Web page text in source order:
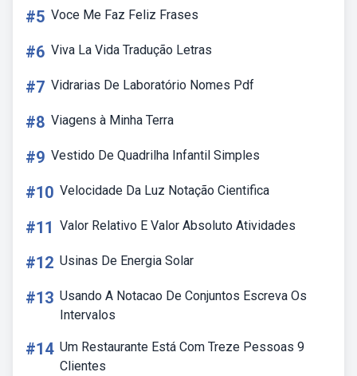
#5 Voce Me Faz Feliz Frases
#6 Viva La Vida Tradução Letras
#7 Vidrarias De Laboratório Nomes Pdf
#8 Viagens à Minha Terra
#9 Vestido De Quadrilha Infantil Simples
#10 Velocidade Da Luz Notação Cientifica
#11 Valor Relativo E Valor Absoluto Atividades
#12 Usinas De Energia Solar
#13 Usando A Notacao De Conjuntos Escreva Os
Intervalos
#14 Um Restaurante Está Com Treze Pessoas 9
Clientes